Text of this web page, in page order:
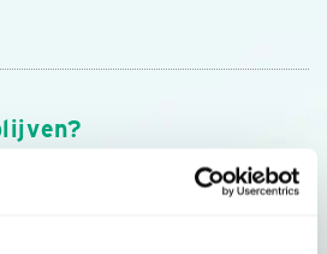
nieuws, inspiratie, acties en tips
van Vogelbescherming.